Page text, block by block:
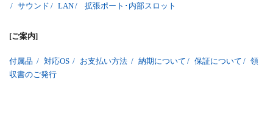
/ サウンド / LAN/ 拡張ポート･内部スロット
[ご案内]
付属品 / 対応OS / お支払い方法 / 納期について / 保証について / 領
収書のご発行